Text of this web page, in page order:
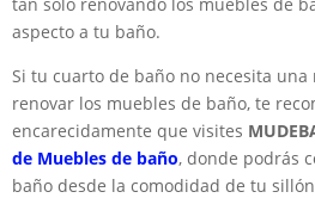
aspecto a tu baño.
Si tu cuarto de baño no necesita
renovar los muebles de baño, te
encarecidamente que visites
de Muebles de baño, donde podrás
baño desde la comodidad de tu